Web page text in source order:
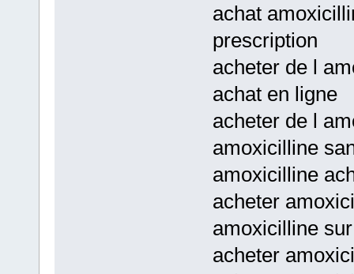
achat
prescription
acheter de l
achat en ligne
acheter de l
amoxicilline
amoxicilline
acheter
amoxicilline
acheter